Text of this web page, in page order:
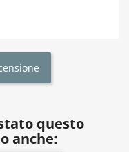
questo
anche: